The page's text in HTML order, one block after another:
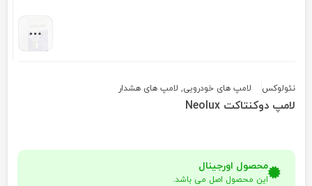
نئولوکس لامپ های خودرویی, لامپ های هشدار
لامپ دوکنتاکت Neolux
محصول اورجینال
این محصول اصل می باشد.